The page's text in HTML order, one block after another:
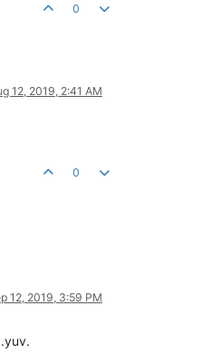
0
12, 2019, 2:41 AM
0
12, 2019, 3:59 PM